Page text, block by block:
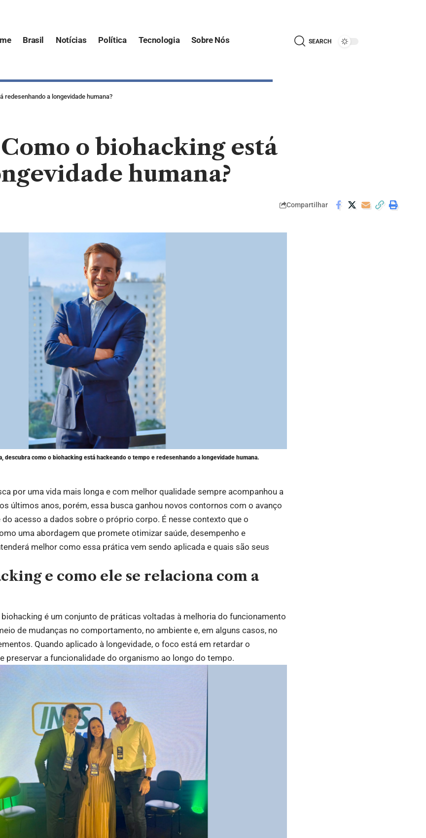
Brasil Notícias Política Tecnologia Sobre Nós SEARCH
redesenhando a longevidade humana?
o biohacking está
humana?
Compartilhar
descubra como o biohacking está hackeando o tempo e redesenhando a longevidade humana.
por uma vida mais longa e com melhor qualidade sempre acompanhou a
últimos anos, porém, essa busca ganhou novos contornos com o avanço
acesso a dados sobre o próprio corpo. É nesse contexto que o
uma abordagem que promete otimizar saúde, desempenho e
melhor como essa prática vem sendo aplicada e quais são seus
e como ele se relaciona com a
biohacking é um conjunto de práticas voltadas à melhoria do funcionamento
de mudanças no comportamento, no ambiente e, em alguns casos, no
Quando aplicado à longevidade, o foco está em retardar o
preservar a funcionalidade do organismo ao longo do tempo.